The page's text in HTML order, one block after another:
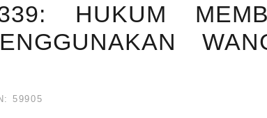
HUKUM
59905